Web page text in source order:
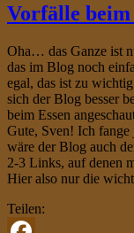
Vorfälle beim
Oha… das Ganze ist
das im Blog noch
egal, das ist zu
sich der Blog besser
beim Essen
Gute, Sven! Ich fange
wäre der Blog auch
2-3 Links, auf denen
Hier also nur die
Teilen: